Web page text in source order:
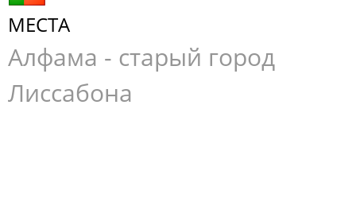
МЕСТА
Алфамa - старый город
Лиссабона